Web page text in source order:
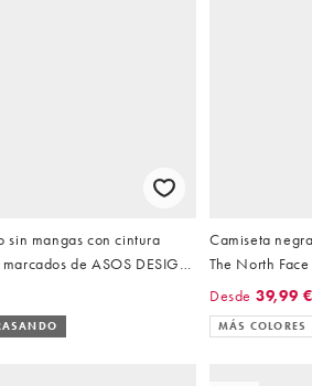
sin mangas con cintura
de ASOS DESIGN
Camiseta
The North
Desde 39,99 €
MÁS COLORES